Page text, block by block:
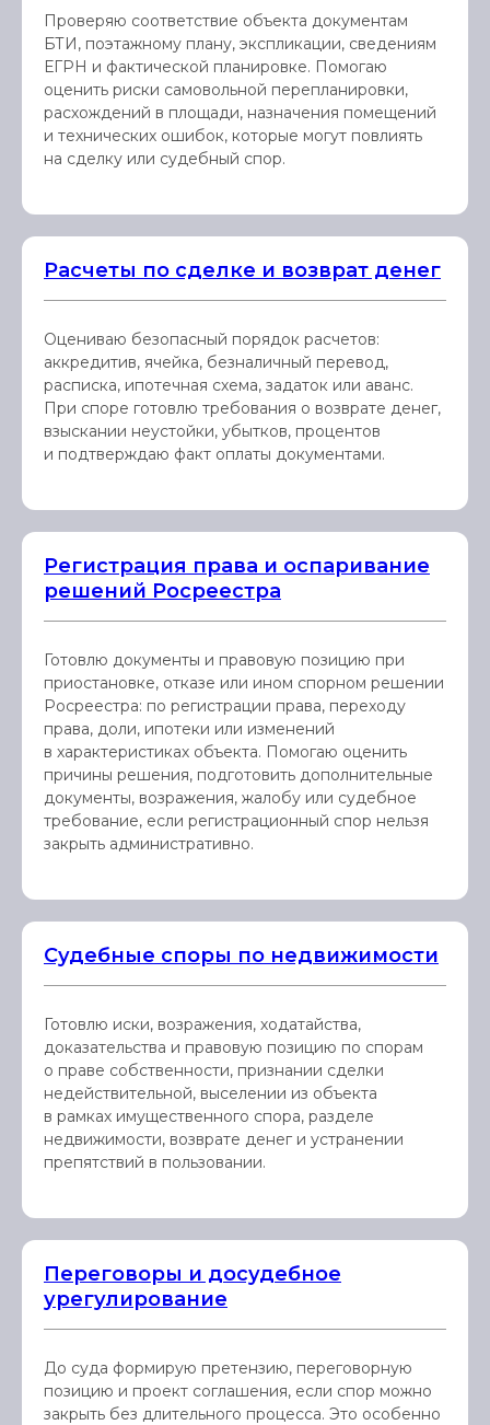
Проверяю соответствие объекта документам
БТИ, поэтажному плану, экспликации, сведениям
ЕГРН и фактической планировке. Помогаю
оценить риски самовольной перепланировки,
расхождений в площади, назначения помещений
и технических ошибок, которые могут повлиять
на сделку или судебный спор.
Расчеты по сделке и возврат денег
Оцениваю безопасный порядок расчетов:
аккредитив, ячейка, безналичный перевод,
расписка, ипотечная схема, задаток или аванс.
При споре готовлю требования о возврате денег,
взыскании неустойки, убытков, процентов
и подтверждаю факт оплаты документами.
Регистрация права и оспаривание
решений Росреестра
Готовлю документы и правовую позицию при
приостановке, отказе или ином спорном решении
Росреестра: по регистрации права, переходу
права, доли, ипотеки или изменений
в характеристиках объекта. Помогаю оценить
причины решения, подготовить дополнительные
документы, возражения, жалобу или судебное
требование, если регистрационный спор нельзя
закрыть административно.
Судебные споры по недвижимости
Готовлю иски, возражения, ходатайства,
доказательства и правовую позицию по спорам
о праве собственности, признании сделки
недействительной, выселении из объекта
в рамках имущественного спора, разделе
недвижимости, возврате денег и устранении
препятствий в пользовании.
Переговоры и досудебное
урегулирование
До суда формирую претензию, переговорную
позицию и проект соглашения, если спор можно
закрыть без длительного процесса. Это особенно